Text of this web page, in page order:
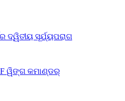
ଦ୍ୱିତୀୟ ସୂର୍ଯ୍ୟପରାଗ
ୱିଙ୍ଗ କମାଣ୍ଡର୍